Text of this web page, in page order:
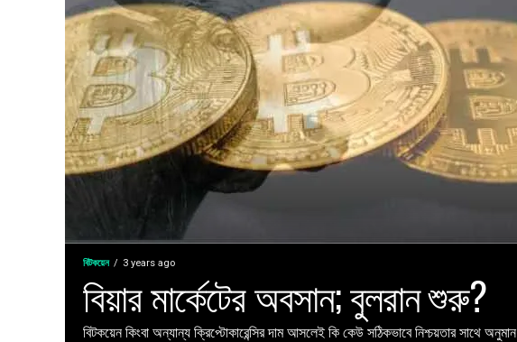
বিটকয়েন 3 years ago
বিয়ার মার্কেটের অবসান; বুলরান শুরু?
বিটকয়েন কিংবা অন্যান্য ক্রিপ্টোকারেন্সির দাম আসলেই কি কেউ সঠিকভাবে নিশ্চয়তার সাথে অনুমান